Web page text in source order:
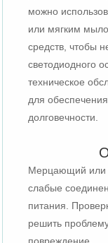
можно
или мягким
средств, чтобы
светодиодного
техническое
для
долговечности.
Мерцающий или
слабые
питания.
решить